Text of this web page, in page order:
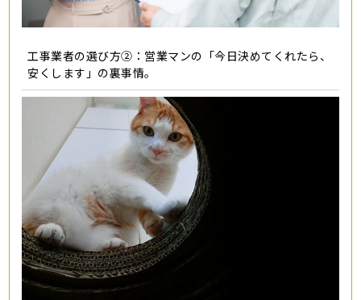
工事業者の選び方②：営業マンの「今日決めてくれたら、
安くします」の裏事情。